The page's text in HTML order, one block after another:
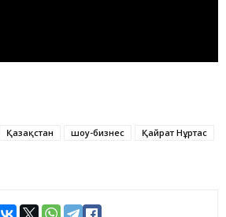
Қазақстан шоу-бизнес
Қайрат Нұртас